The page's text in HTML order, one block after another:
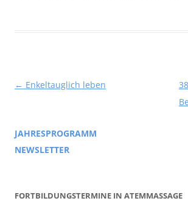
Beitragsnavigation
← Enkeltauglich leben
JAHRESPROGRAMM
NEWSLETTER
FORTBILDUNGSTERMINE IN ATEMMASSAGE